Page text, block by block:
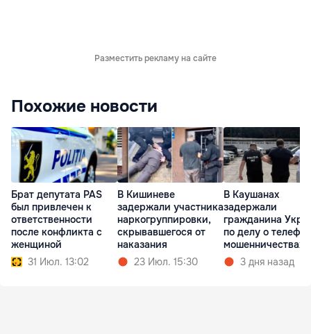
Разместить рекламу на сайте
Похожие новости
Брат депутата PAS
был привлечен к
ответственности
после конфликта с
женщиной
31 Июл. 13:02
В Кишиневе
задержали участника
наркогруппировки,
скрывавшегося от
наказания
23 Июл. 15:30
В Каушанах
задержали
гражданина
по делу о
мошенничествах
3 дня назад